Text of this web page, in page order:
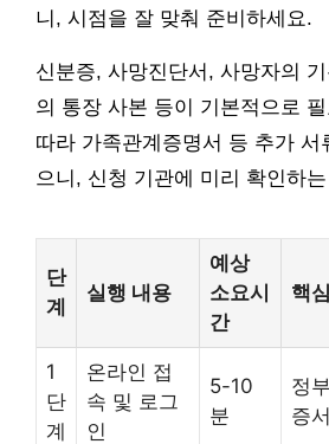
니, 시점을 잘 맞춰 준비하세요.
신분증, 사망진단서, 사망자의
의 통장 사본 등이 기본적으로
따라 가족관계증명서 등 추가 서
으니, 신청 기관에 미리 확인하
단
계
실행 내용
예상
소요시
간
핵
1
단
계
온라인 접
속 및 로그
인
5-10
분
정
증